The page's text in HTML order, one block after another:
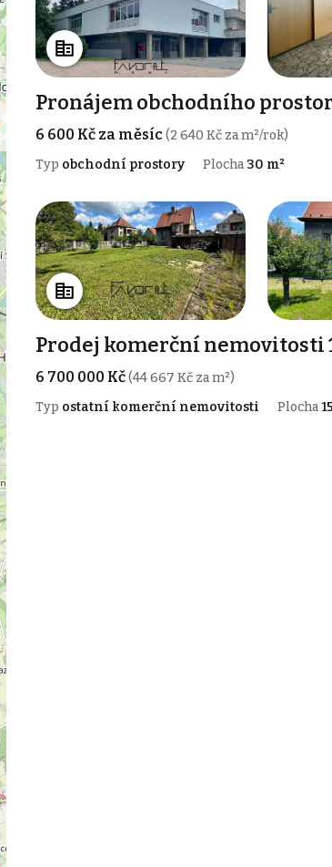
Pronájem obchodního
6 600 Kč za měsíc(2 640 Kč za m²/rok)
Typ obchodní prostory Plocha 30 m²
Prodej komerční nemovitosti
6 700 000 Kč(44 667 Kč za m²)
Typ ostatní komerční nemovitosti Plocha